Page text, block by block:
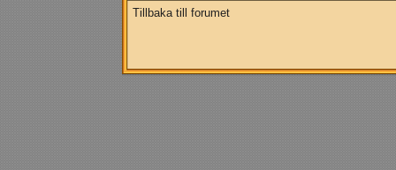
Tillbaka till forumet